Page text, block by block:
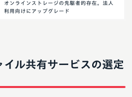
オンラインストレージの先駆者的存在。法人
利用向けにアップグレード
イル共有サービスの選定